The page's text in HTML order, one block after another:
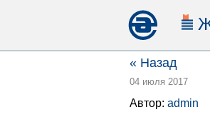
« Назад
04 июля 2017
Автор: admin